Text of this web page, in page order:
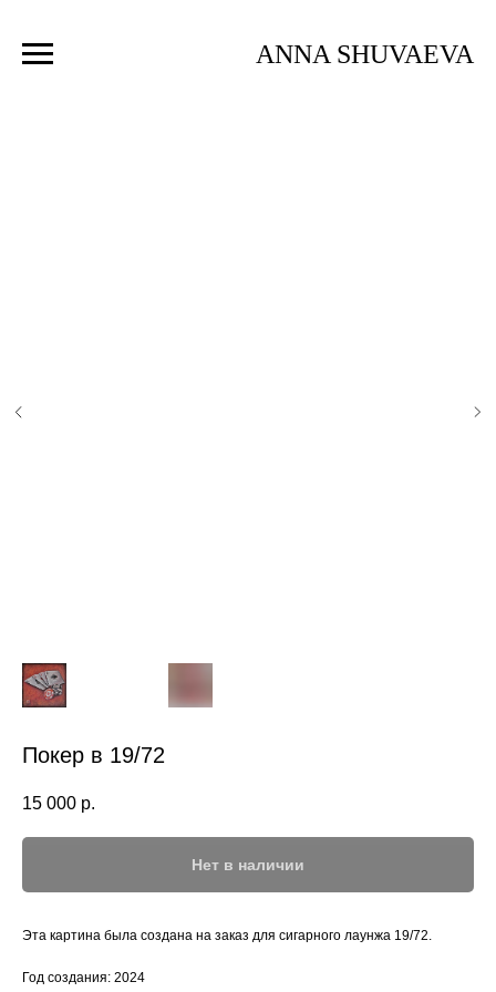
ANNA SHUVAEVA
Покер в 19/72
15 000 р.
Нет в наличии
Эта картина была создана на заказ для сигарного лаунжа 19/72.
Год создания: 2024